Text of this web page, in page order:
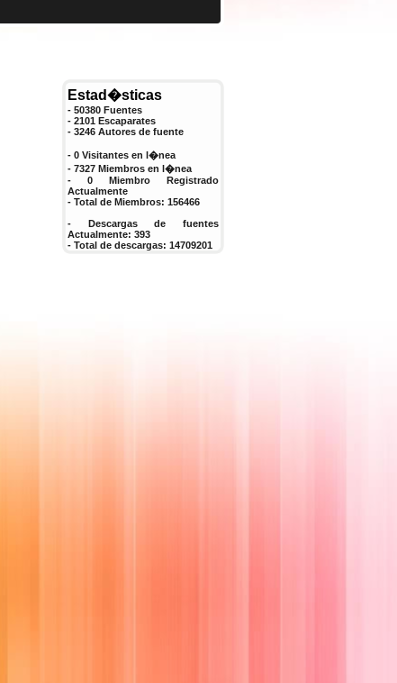
Estad�sticas
- 50380 Fuentes
- 2101 Escaparates
- 3246 Autores de fuente
- 0 Visitantes en l�nea
- 7327 Miembros en l�nea
- 0 Miembro Registrado
Actualmente
- Total de Miembros: 156466
- Descargas de fuentes
Actualmente: 393
- Total de descargas: 14709201